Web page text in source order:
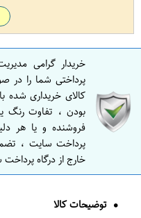
خریدار گرامی
پرداختی شما را
کالای خریداری شده
بودن ، تفاوت رنگ
فروشنده و یا هر
پرداخت سایت ،
خارج از درگاه
توضیحات کالا